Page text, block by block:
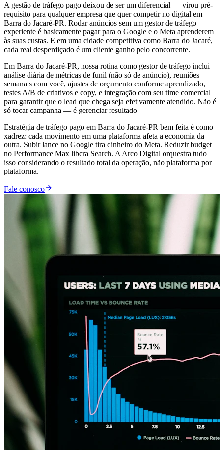
A gestão de tráfego pago deixou de ser um diferencial — virou pré-
requisito para qualquer empresa que quer competir no digital em
Barra do Jacaré-PR. Rodar anúncios sem um gestor de tráfego
experiente é basicamente pagar para o Google e o Meta aprenderem
às suas custas. E em uma cidade competitiva como Barra do Jacaré,
cada real desperdiçado é um cliente ganho pelo concorrente.
Em Barra do Jacaré-PR, nossa rotina como gestor de tráfego inclui
análise diária de métricas de funil (não só de anúncio), reuniões
semanais com você, ajustes de orçamento conforme aprendizado,
testes A/B de criativos e copy, e integração com seu time comercial
para garantir que o lead que chega seja efetivamente atendido. Não é
só tocar campanha — é gerenciar resultado.
Estratégia de tráfego pago em Barra do Jacaré-PR bem feita é como
xadrez: cada movimento em uma plataforma afeta a economia da
outra. Subir lance no Google tira dinheiro do Meta. Reduzir budget
no Performance Max libera Search. A Arco Digital orquestra tudo
isso considerando o resultado total da operação, não plataforma por
plataforma.
Fale conosco